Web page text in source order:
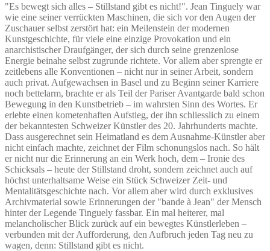
"Es bewegt sich alles – Stillstand gibt es nicht!". Jean Tinguely war
wie eine seiner verrückten Maschinen, die sich vor den Augen der
Zuschauer selbst zerstört hat: ein Meilenstein der modernen
Kunstgeschichte, für viele eine einzige Provokation und ein
anarchistischer Draufgänger, der sich durch seine grenzenlose
Energie beinahe selbst zugrunde richtete. Vor allem aber sprengte er
zeitlebens alle Konventionen – nicht nur in seiner Arbeit, sondern
auch privat. Aufgewachsen in Basel und zu Beginn seiner Karriere
noch bettelarm, brachte er als Teil der Pariser Avantgarde bald schon
Bewegung in den Kunstbetrieb – im wahrsten Sinn des Wortes. Er
erlebte einen kometenhaften Aufstieg, der ihn schliesslich zu einem
der bekanntesten Schweizer Künstler des 20. Jahrhunderts machte.
Dass ausgerechnet sein Heimatland es dem Ausnahme-Künstler aber
nicht einfach machte, zeichnet der Film schonungslos nach. So hält
er nicht nur die Erinnerung an ein Werk hoch, dem – Ironie des
Schicksals – heute der Stillstand droht, sondern zeichnet auch auf
höchst unterhaltsame Weise ein Stück Schweizer Zeit- und
Mentalitätsgeschichte nach. Vor allem aber wird durch exklusives
Archivmaterial sowie Erinnerungen der "bande à Jean" der Mensch
hinter der Legende Tinguely fassbar. Ein mal heiterer, mal
melancholischer Blick zurück auf ein bewegtes Künstlerleben –
verbunden mit der Aufforderung, den Aufbruch jeden Tag neu zu
wagen, denn: Stillstand gibt es nicht.